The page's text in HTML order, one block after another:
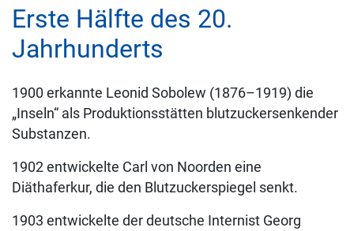
Erste Hälfte des 20.
Jahrhunderts
1900 erkannte Leonid Sobolew (1876–1919) die
„Inseln“ als Produktionsstätten blutzuckersenkender
Substanzen.
1902 entwickelte Carl von Noorden eine
Diäthaferkur, die den Blutzuckerspiegel senkt.
1903 entwickelte der deutsche Internist Georg